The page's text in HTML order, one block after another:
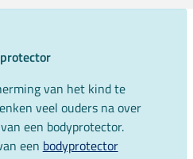
van het kind te
veel ouders na over
een bodyprotector.
een bodyprotector